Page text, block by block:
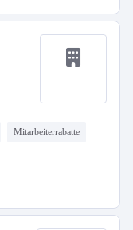
Mitarbeiterrabatte